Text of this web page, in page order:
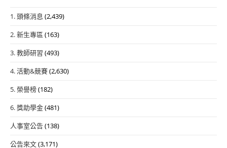
1. 頭條消息 (2,439)
2. 新生專區 (163)
3. 教師研習 (493)
4. 活動&競賽(2,630)
5. 榮譽榜(182)
6. 獎助學金(481)
人事室公告(138)
公告來文(3,171)